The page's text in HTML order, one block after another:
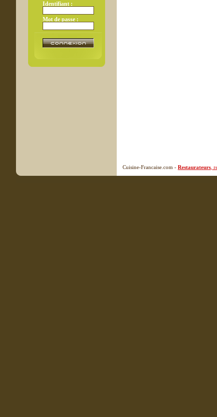
Identifiant :
Mot de passe :
Cuisine-Francaise.com - Restaurateurs ,